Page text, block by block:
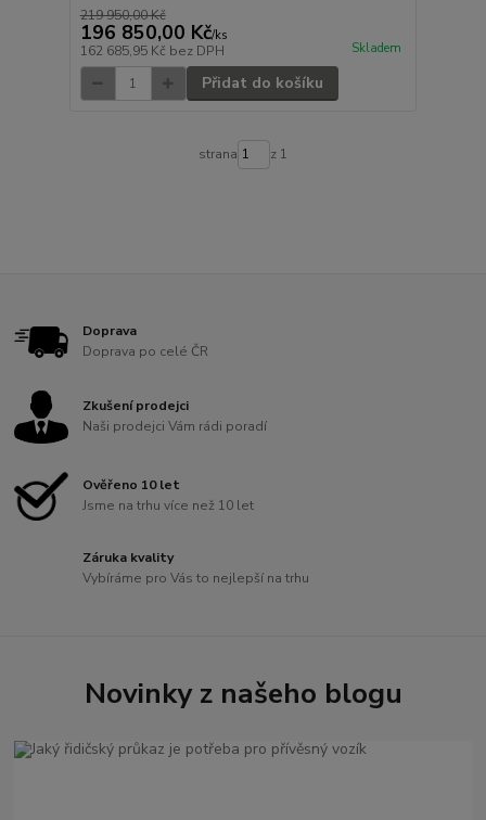
219 950,00 Kč
196 850,00 Kč/ks
162 685,95 Kč bez DPH Skladem
Přidat do košíku
strana z 1
Doprava
Doprava po celé ČR
Zkušení prodejci
Naši prodejci Vám rádi poradí
Ověřeno 10 let
Jsme na trhu více než 10 let
Záruka kvality
Vybíráme pro Vás to nejlepší na trhu
Novinky z našeho blogu